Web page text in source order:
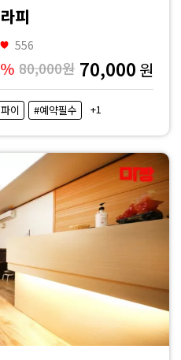
피
556
80,000원 70,000 원
이 #예약필수 +1